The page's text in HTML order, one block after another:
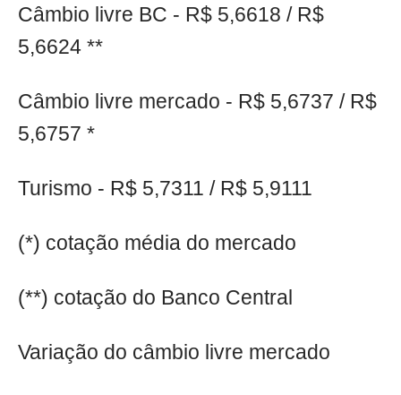
Câmbio livre BC - R$ 5,6618 / R$
5,6624 **
Câmbio livre mercado - R$ 5,6737 / R$
5,6757 *
Turismo - R$ 5,7311 / R$ 5,9111
(*) cotação média do mercado
(**) cotação do Banco Central
Variação do câmbio livre mercado